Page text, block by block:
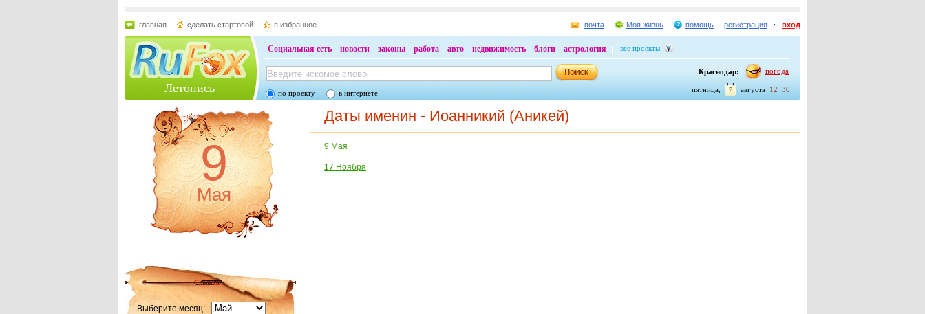
главная сделать стартовой в избранное почта Моя жизнь помощь регистрация вход
Летопись
Социальная сеть новости законы работа авто недвижимость блоги астрология все проекты
Краснодар: погода
12 30
августа
7
пятница,
по проекту в интернете
9
Мая
Выберите месяц:
Даты именин - Иоанникий (Аникей)
9 Мая
17 Ноября